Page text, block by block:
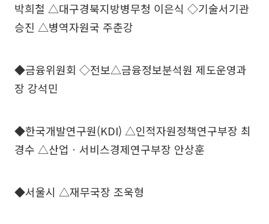
박희철 △대구경북지방병무청 이은식 ◇기술서기관
승진 △병역자원국 주춘강
◆금융위원회 ◇전보△금융정보분석원 제도운영과
장 강석민
◆한국개발연구원(KDI) △인적자원정책연구부장 최
경수 △산업ㆍ서비스경제연구부장 안상훈
◆서울시 △재무국장 조욱형